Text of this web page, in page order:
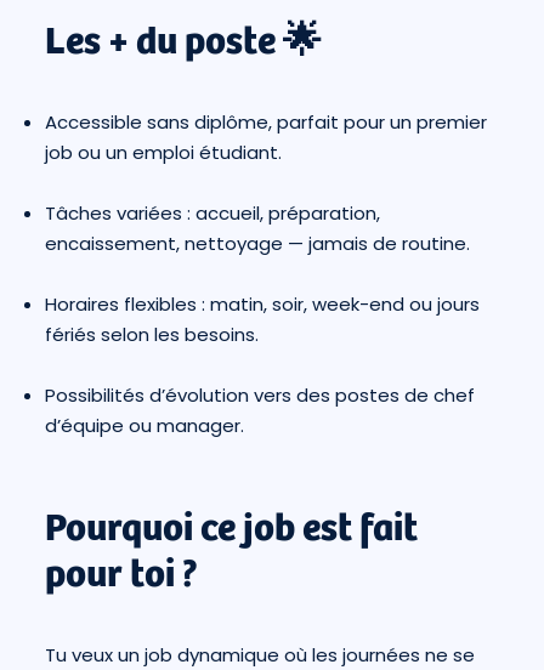
Les + du poste 🌟
Accessible sans diplôme, parfait pour un premier
job ou un emploi étudiant.
Tâches variées : accueil, préparation,
encaissement, nettoyage — jamais de routine.
Horaires flexibles : matin, soir, week-end ou jours
fériés selon les besoins.
Possibilités d’évolution vers des postes de chef
d’équipe ou manager.
Pourquoi ce job est fait
pour toi ?
Tu veux un job dynamique où les journées ne se